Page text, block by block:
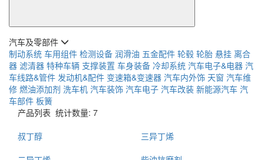
汽车及零部件
制动系统 车用组件 检测设备 润滑油 五金配件 轮毂 轮胎 悬挂 离合
器 滤清器 特种车辆 支撑装置 车身装备 冷却系统 汽车电子&电器 汽
车线路&管件 发动机&配件 变速箱&变速器 汽车内外饰 天窗 汽车维
修 燃油添加剂 洗车机 汽车装饰 汽车电子 汽车改装 新能源汽车 汽
车部件 板簧
产品列表 统计数量: 7
叔丁醇
三异丁烯